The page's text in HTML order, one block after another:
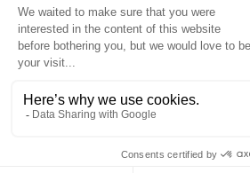
Français
English
2026Swiftask. Tous